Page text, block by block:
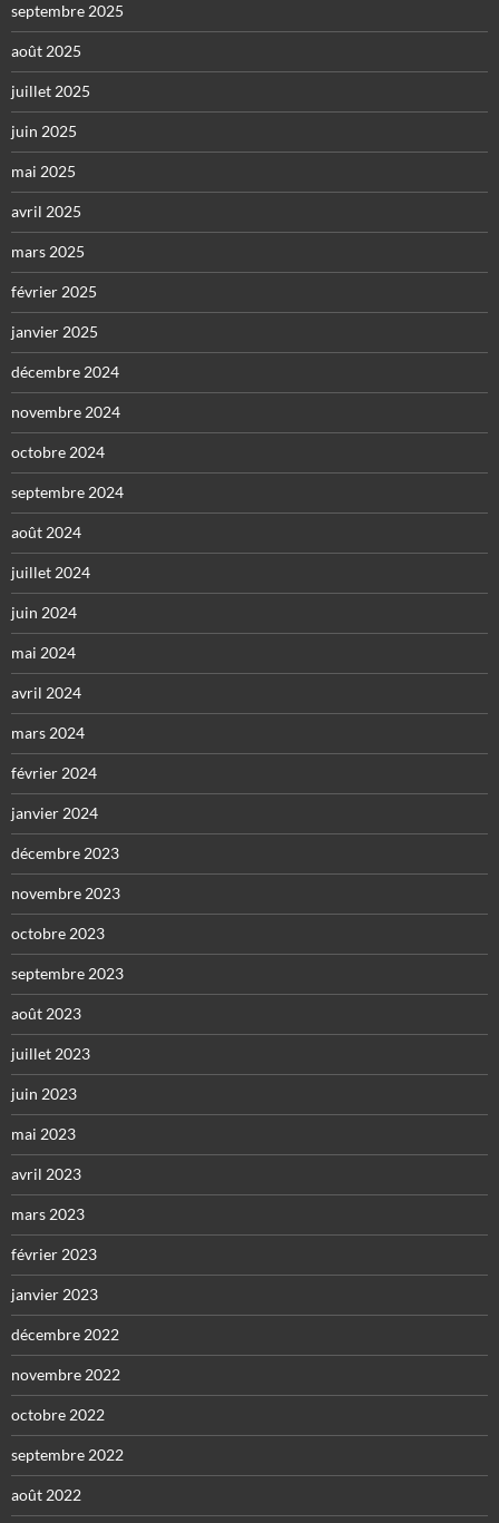
septembre 2025
août 2025
juillet 2025
juin 2025
mai 2025
avril 2025
mars 2025
février 2025
janvier 2025
décembre 2024
novembre 2024
octobre 2024
septembre 2024
août 2024
juillet 2024
juin 2024
mai 2024
avril 2024
mars 2024
février 2024
janvier 2024
décembre 2023
novembre 2023
octobre 2023
septembre 2023
août 2023
juillet 2023
juin 2023
mai 2023
avril 2023
mars 2023
février 2023
janvier 2023
décembre 2022
novembre 2022
octobre 2022
septembre 2022
août 2022